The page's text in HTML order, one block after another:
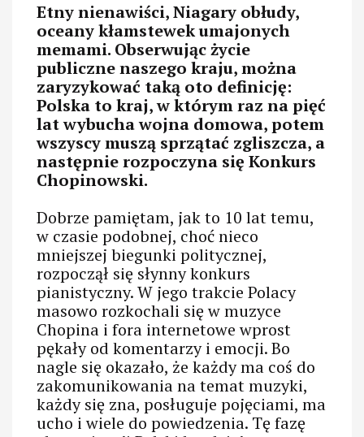
Etny nienawiści, Niagary obłudy,
oceany kłamstewek umajonych
memami. Obserwując życie
publiczne naszego kraju, można
zaryzykować taką oto definicję:
Polska to kraj, w którym raz na pięć
lat wybucha wojna domowa, potem
wszyscy muszą sprzątać zgliszcza, a
następnie rozpoczyna się Konkurs
Chopinowski.
Dobrze pamiętam, jak to 10 lat temu,
w czasie podobnej, choć nieco
mniejszej biegunki politycznej,
rozpoczął się słynny konkurs
pianistyczny. W jego trakcie Polacy
masowo rozkochali się w muzyce
Chopina i fora internetowe wprost
pękały od komentarzy i emocji. Bo
nagle się okazało, że każdy ma coś do
zakomunikowania na temat muzyki,
każdy się zna, posługuje pojęciami, ma
ucho i wiele do powiedzenia. Tę fazę